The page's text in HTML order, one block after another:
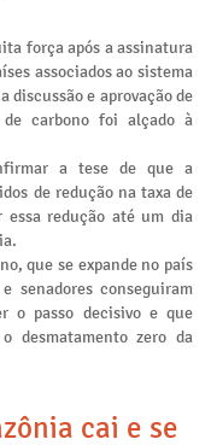
força após a assinatura
associados ao sistema
discussão e aprovação de
carbono foi alçado à
a tese de que a
de redução na taxa de
essa redução até um dia
que se expande no país
senadores conseguiram
o passo decisivo e que
desmatamento zero da
cai e se